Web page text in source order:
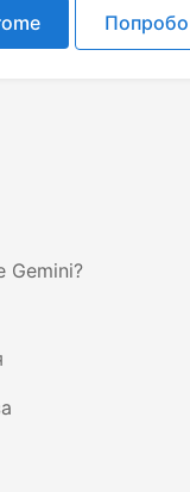
Gemini?